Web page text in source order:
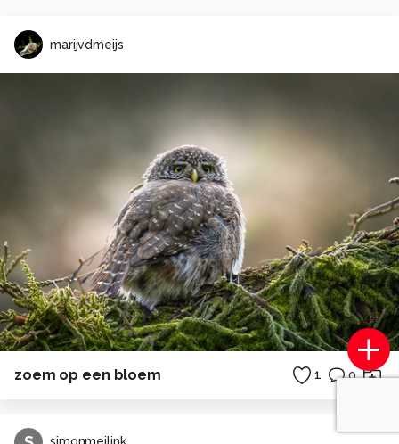
marijvdmeijs
zoem op een bloem 1 0